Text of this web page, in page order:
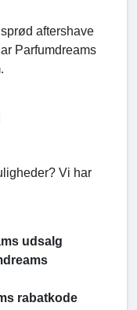
aftershave
Parfumdreams
Vi har
udsalg
rabatkode